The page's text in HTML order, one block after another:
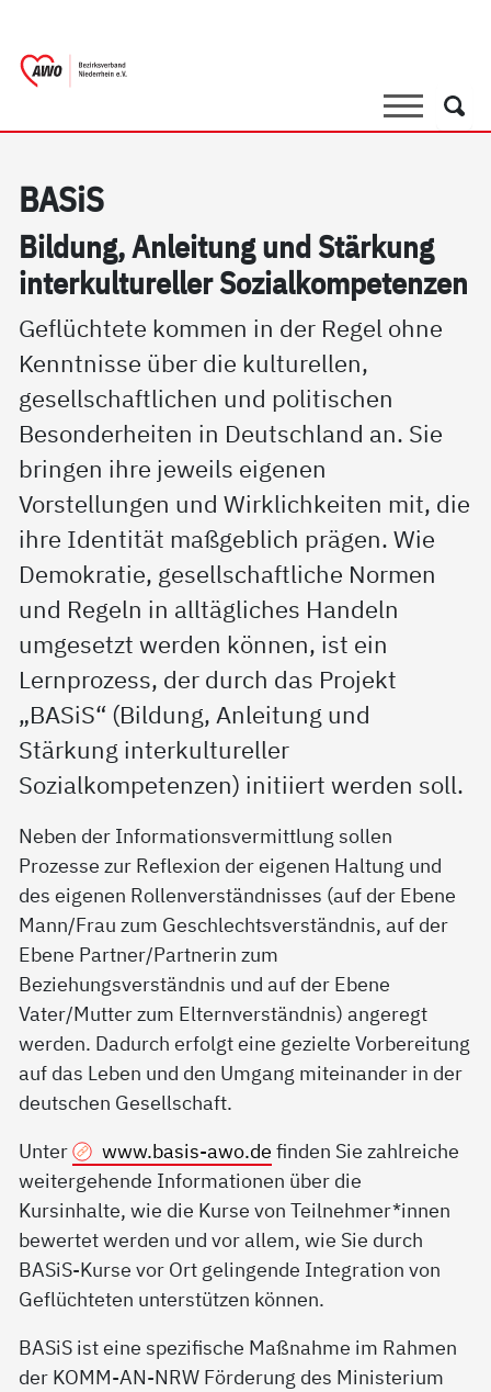
SucheSuche
BA­SiS
Bil­dung, An­lei­tung und Stär­kung
in­ter­kul­tu­rel­ler So­zial­kom­pe­ten­zen
Geflüchtete kommen in der Regel ohne
Kenntnisse über die kulturellen,
gesellschaftlichen und politischen
Besonderheiten in Deutschland an. Sie
bringen ihre jeweils eigenen
Vorstellungen und Wirklichkeiten mit, die
ihre Identität maßgeblich prägen. Wie
Demokratie, gesellschaftliche Normen
und Regeln in alltägliches Handeln
umgesetzt werden können, ist ein
Lernprozess, der durch das Projekt
„BASiS“ (Bildung, Anleitung und
Stärkung interkultureller
Sozialkompetenzen) initiiert werden soll.
Neben der Informationsvermittlung sollen
Prozesse zur Reflexion der eigenen Haltung und
des eigenen Rollenverständnisses (auf der Ebene
Mann/Frau zum Geschlechtsverständnis, auf der
Ebene Partner/Partnerin zum
Beziehungsverständnis und auf der Ebene
Vater/Mutter zum Elternverständnis) angeregt
werden. Dadurch erfolgt eine gezielte Vorbereitung
auf das Leben und den Umgang miteinander in der
deutschen Gesellschaft.
Unter
www.basis-awo.de finden Sie zahlreiche
weitergehende Informationen über die
Kursinhalte, wie die Kurse von Teilnehmer*innen
bewertet werden und vor allem, wie Sie durch
BASiS-Kurse vor Ort gelingende Integration von
Geflüchteten unterstützen können.
BASiS ist eine spezifische Maßnahme im Rahmen
der KOMM-AN-NRW Förderung des Ministerium